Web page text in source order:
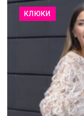
КЛЮКИ